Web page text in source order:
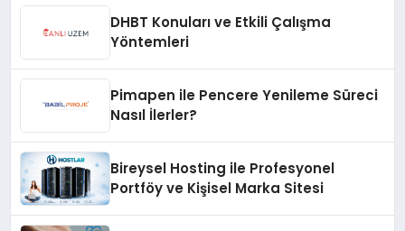
DHBT Konuları ve Etkili Çalışma
Yöntemleri
Pimapen ile Pencere Yenileme Süreci
Nasıl İlerler?
Bireysel Hosting ile Profesyonel
Portföy ve Kişisel Marka Sitesi